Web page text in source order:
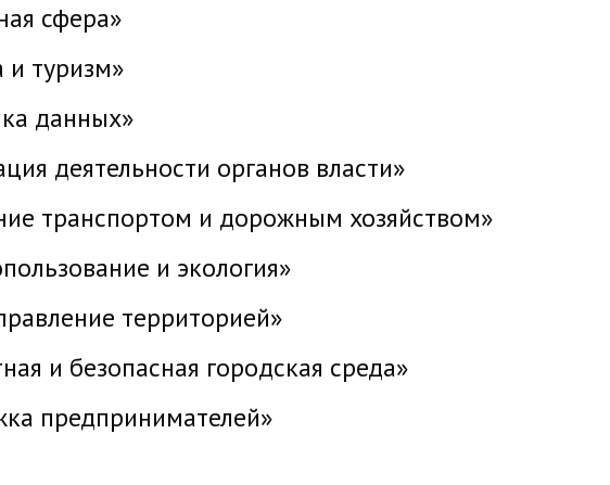
сфера»
и туризм»
данных»
деятельности органов власти»
транспортом и дорожным хозяйством»
и экология»
территорией»
и безопасная городская среда»
предпринимателей»